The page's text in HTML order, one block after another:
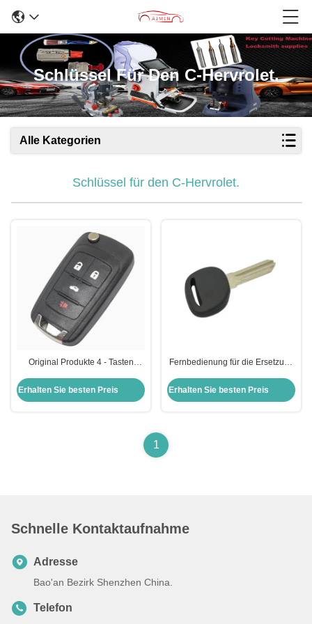
Schlüssel Für Den C-Hervrolet.
Alle Kategorien
Schlüssel für den C-Hervrolet.
Original Produkte 4 - Tasten
Mit ID46 Chip Für Chevrolet
Erhalten Sie besten Preis
Fernbedienung für die Ersetzung
für den Schlüssel Transponder
Schlüssel Gehäuse kein Logo für
Erhalten Sie besten Preis
1
Schnelle Kontaktaufnahme
Adresse
Bao'an Bezirk Shenzhen China.
Telefon